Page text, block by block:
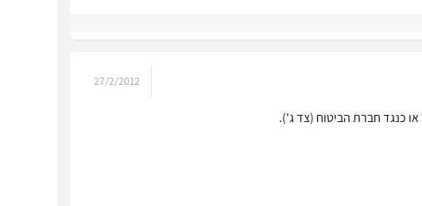
27/2/2012
כנגד חברת הביטוח (צד ג').